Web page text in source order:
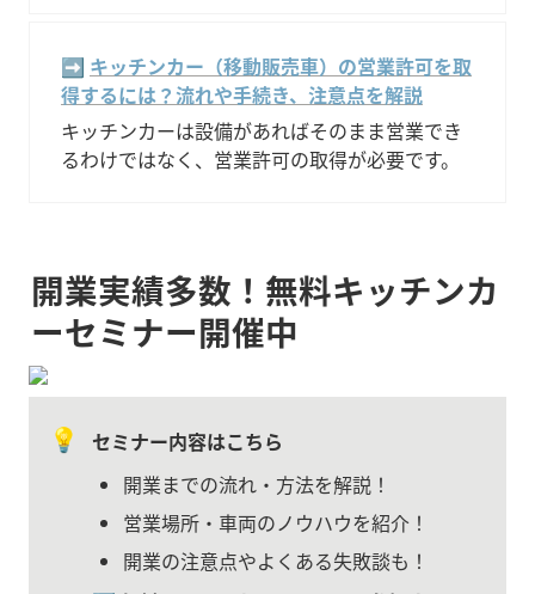
➡️ キッチンカー（移動販売車）の営業許可を取
得するには？流れや手続き、注意点を解説
キッチンカーは設備があればそのまま営業でき
るわけではなく、営業許可の取得が必要です。
開業実績多数！無料キッチンカ
ーセミナー開催中
💡
セミナー内容はこちら
開業までの流れ・方法を解説！
営業場所・車両のノウハウを紹介！
開業の注意点やよくある失敗談も！